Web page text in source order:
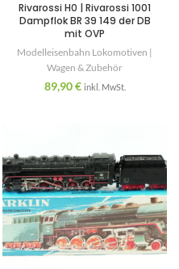
Rivarossi H0 | Rivarossi 1001
Dampflok BR 39 149 der DB
mit OVP
Modelleisenbahn Lokomotiven |
Wagen & Zubehör
89,90€ inkl. MwSt.